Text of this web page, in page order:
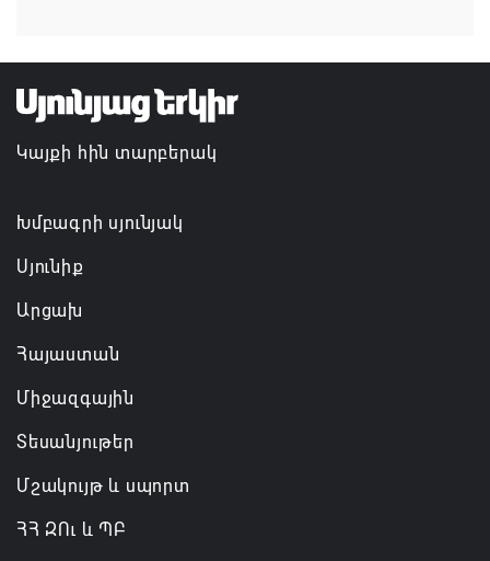
Կայքի հին տարբերակ
Խմբագրի սյունյակ
Սյունիք
Արցախ
Հայաստան
Միջազգային
Տեսանյութեր
Մշակույթ և սպորտ
ՀՀ ԶՈւ և ՊԲ